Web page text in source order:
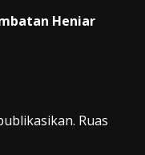
Heniar
Ruas